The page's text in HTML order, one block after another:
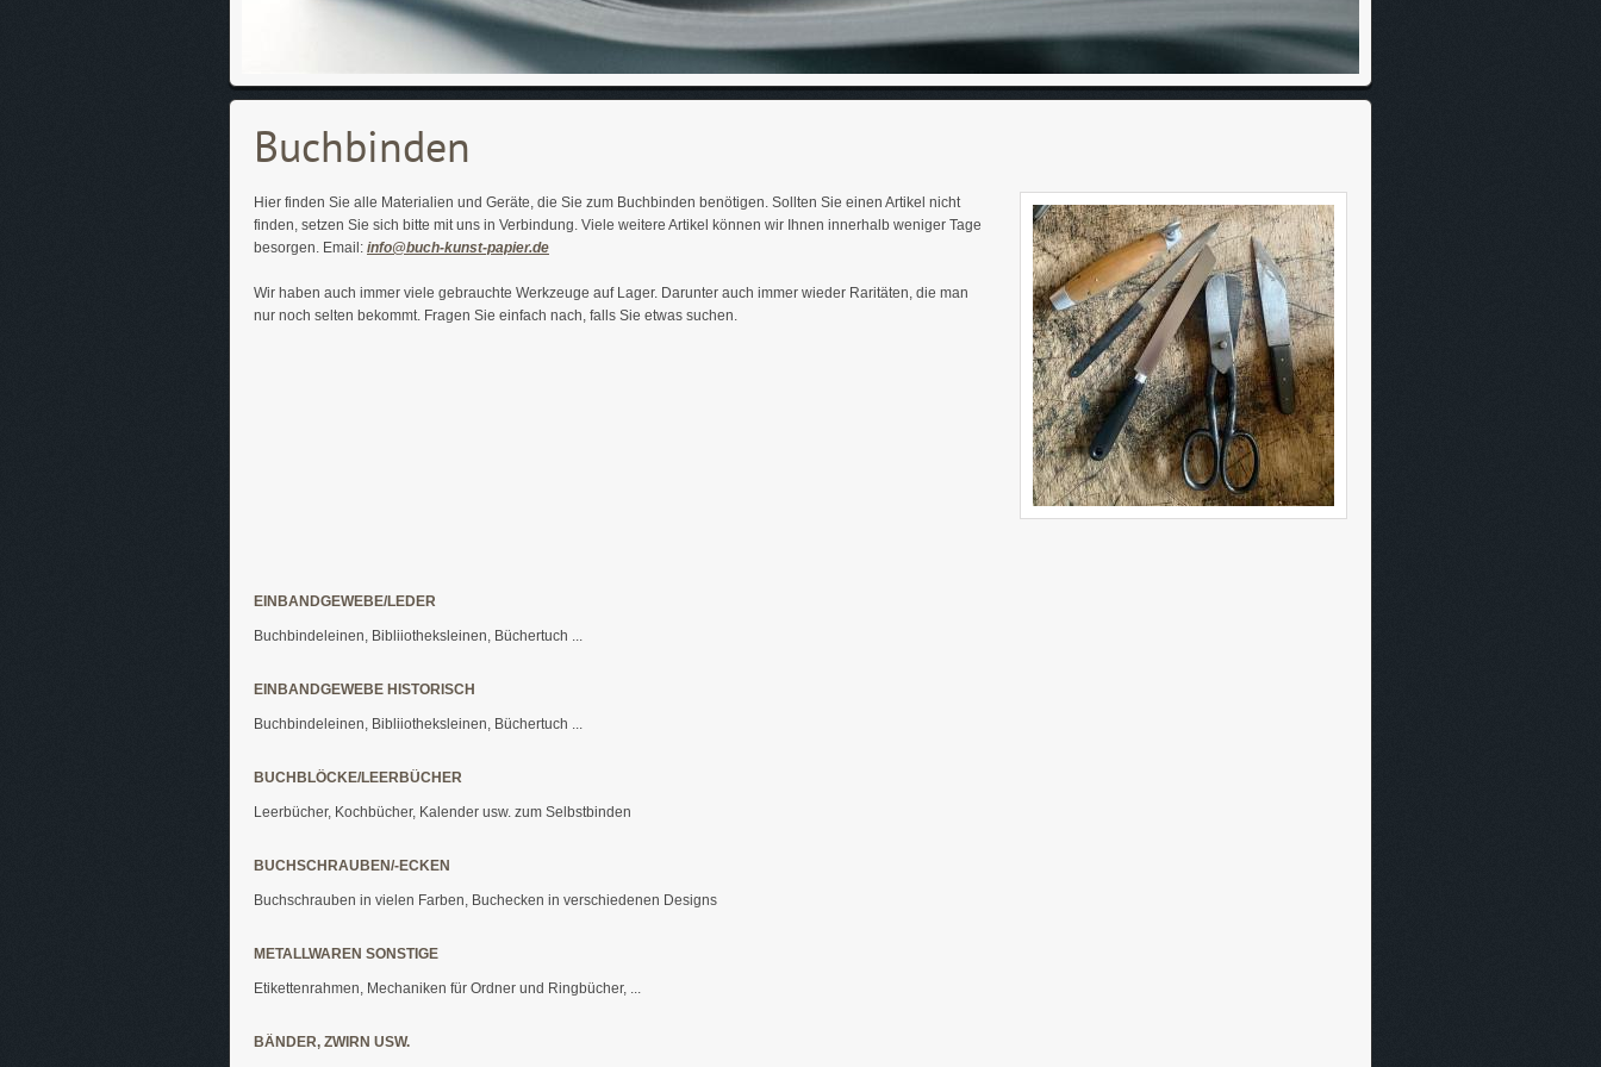
Buchbinden
Hier finden Sie alle Materialien und Geräte, die Sie zum Buchbinden benötigen. Sollten Sie einen Artikel nicht
finden, setzen Sie sich bitte mit uns in Verbindung. Viele weitere Artikel können wir Ihnen innerhalb weniger Tage
besorgen. Email: info@buch-kunst-papier.de
Wir haben auch immer viele gebrauchte Werkzeuge auf Lager. Darunter auch immer wieder Raritäten, die man
nur noch selten bekommt. Fragen Sie einfach nach, falls Sie etwas suchen.
EINBANDGEWEBE/LEDER
Buchbindeleinen, Bibliiotheksleinen, Büchertuch ...
EINBANDGEWEBE HISTORISCH
Buchbindeleinen, Bibliiotheksleinen, Büchertuch ...
BUCHBLÖCKE/LEERBÜCHER
Leerbücher, Kochbücher, Kalender usw. zum Selbstbinden
BUCHSCHRAUBEN/-ECKEN
Buchschrauben in vielen Farben, Buchecken in verschiedenen Designs
METALLWAREN SONSTIGE
Etikettenrahmen, Mechaniken für Ordner und Ringbücher, ...
BÄNDER, ZWIRN USW.